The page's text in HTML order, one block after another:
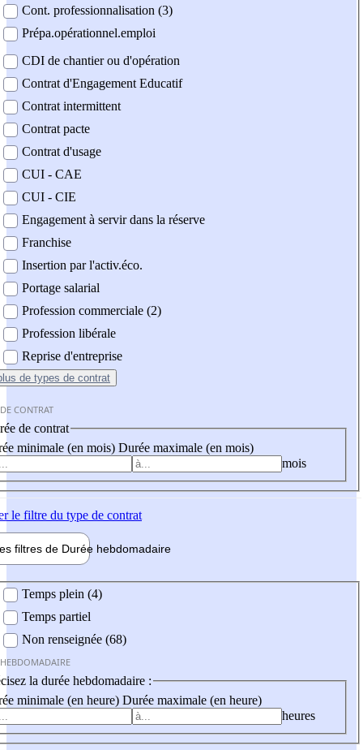
Cont. professionnalisation (3)
Prépa.opérationnel.emploi
CDI de chantier ou d'opération
Contrat d'Engagement Educatif
Contrat intermittent
Contrat pacte
Contrat d'usage
CUI - CAE
CUI - CIE
Engagement à servir dans la réserve
Franchise
Insertion par l'activ.éco.
Portage salarial
Profession commerciale (2)
Profession libérale
Reprise d'entreprise
de types de contrat
CONTRAT
de contrat
minimale (en mois) Durée maximale (en mois)
mois
le filtre du type de contrat
filtres de Durée hebdomadaire
Temps plein (4)
Temps partiel
Non renseignée (68)
la durée hebdomadaire :
minimale (en heure) Durée maximale (en heure)
heures